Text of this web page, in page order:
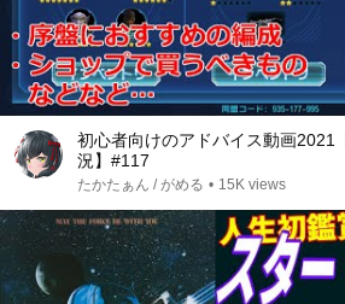
初心者向けのアドバイス動画2021
況】#117
たかたぁん / がめる • 15K views